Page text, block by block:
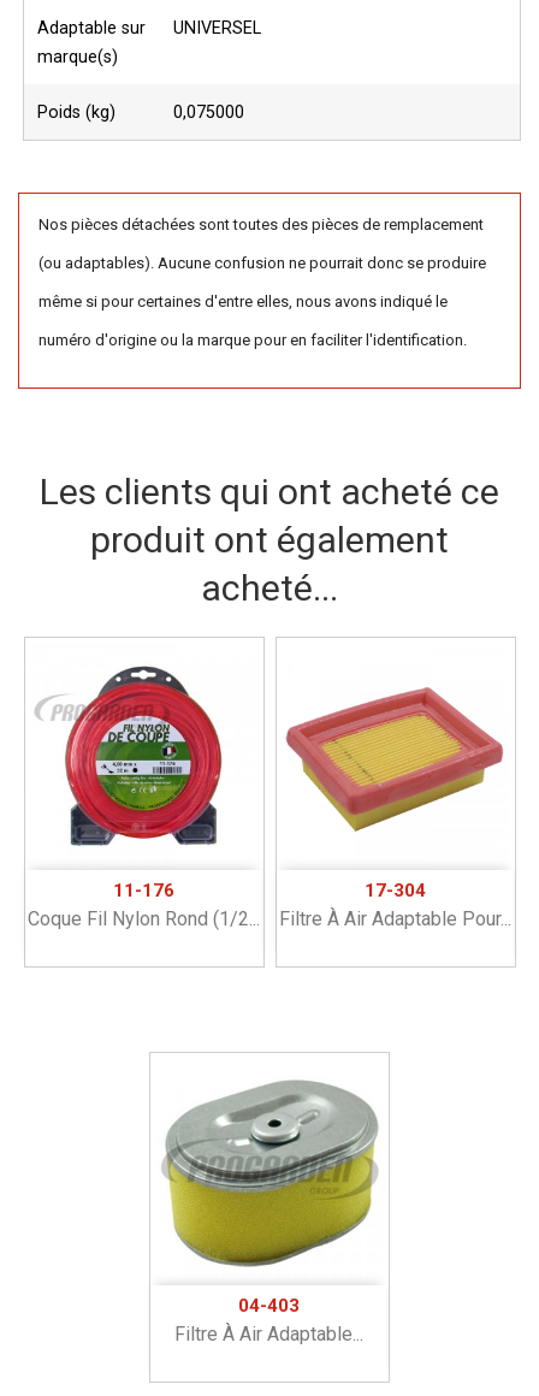
Adaptable sur
marque(s)
UNIVERSEL
Poids (kg) 0,075000
Nos pièces détachées sont toutes des pièces de remplacement
(ou adaptables). Aucune confusion ne pourrait donc se produire
même si pour certaines d'entre elles, nous avons indiqué le
numéro d'origine ou la marque pour en faciliter l'identification.
Les clients qui ont acheté ce
produit ont également
acheté...
11-176
Coque Fil Nylon Rond (1/2...
17-304
Filtre À Air Adaptable Pour...
04-403
Filtre À Air Adaptable...